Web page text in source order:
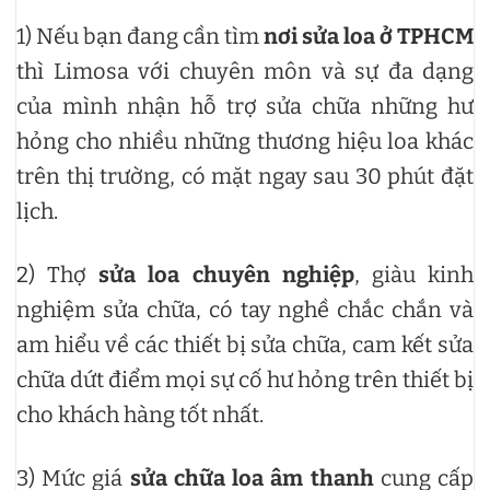
1) Nếu bạn đang cần tìmnơi sửa loa ở TPHCM
thì Limosa với chuyên môn và sự đa dạng
của mình nhận hỗ trợ sửa chữa những hư
hỏng cho nhiều những thương hiệu loa khác
trên thị trường, có mặt ngay sau 30 phút đặt
lịch.
2) Thợsửa loa chuyên nghiệp, giàu kinh
nghiệm sửa chữa, có tay nghề chắc chắn và
am hiểu về các thiết bị sửa chữa, cam kết sửa
chữa dứt điểm mọi sự cố hư hỏng trên thiết bị
cho khách hàng tốt nhất.
3) Mức giá sửa chữa loa âm thanhcung cấp